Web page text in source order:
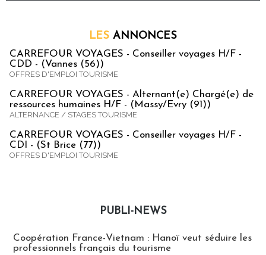
LES ANNONCES
CARREFOUR VOYAGES - Conseiller voyages H/F -
CDD - (Vannes (56))
OFFRES D'EMPLOI TOURISME
CARREFOUR VOYAGES - Alternant(e) Chargé(e) de
ressources humaines H/F - (Massy/Evry (91))
ALTERNANCE / STAGES TOURISME
CARREFOUR VOYAGES - Conseiller voyages H/F -
CDI - (St Brice (77))
OFFRES D'EMPLOI TOURISME
PUBLI-NEWS
Coopération France-Vietnam : Hanoï veut séduire les
professionnels français du tourisme